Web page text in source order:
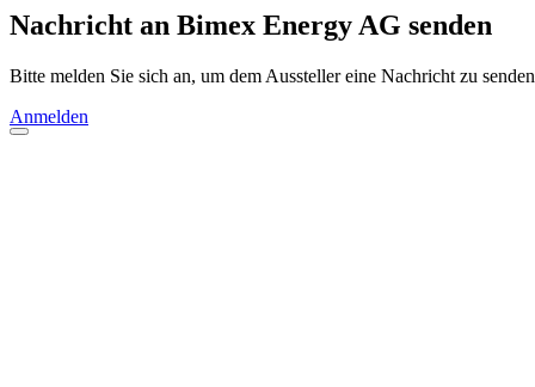
Nachricht an Bimex Energy AG senden
Bitte melden Sie sich an, um dem Aussteller eine Nachricht zu
Anmelden